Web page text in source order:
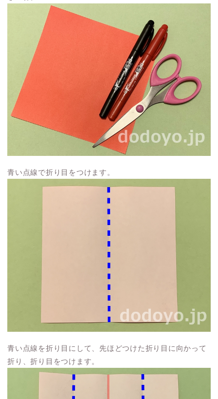
青い点線で折り目をつけます。
青い点線を折り目にして、先ほどつけた折り目に向かって
折り、折り目をつけます。